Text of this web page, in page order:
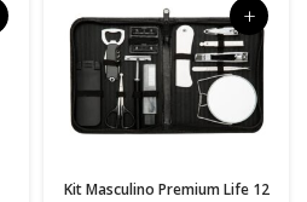
+
Kit Masculino Premium Life 12